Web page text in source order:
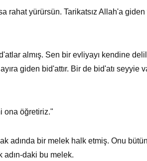
rahat yürürsün. Tarikatsız Allah'a
almış. Sen bir evliyayı kendine
giden bid'attır. Bir de bid'atı seyyie
ona öğretiriz."
adında bir melek halk etmiş. Onu
adın-daki bu melek.